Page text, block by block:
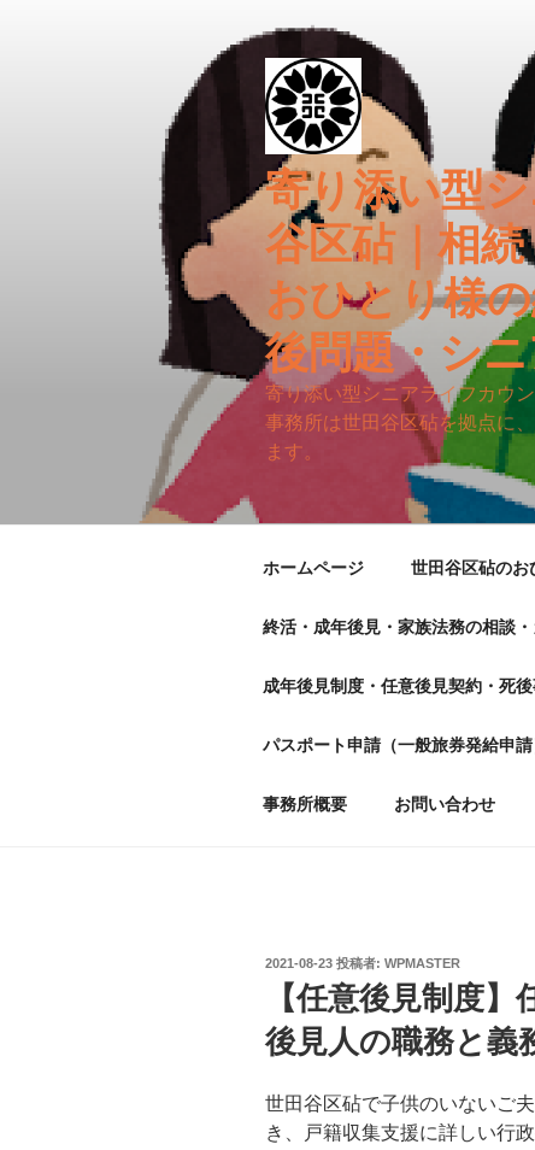
寄り添い型
谷区砧｜相続
おひとり様
後問題・シ
寄り添い型シニアライフカウ
事務所は世田谷区砧を拠点に
ます。
ホームページ 世田谷区砧の
終活・成年後見・家族法務の相談
成年後見制度・任意後見契約・死
パスポート申請（一般旅券発給申請
事務所概要 お問い合わせ
投
2021-08-23 投稿者: WPMASTER
【任意後見制度
後見人の職務と義
世田谷区砧で子供のいないご
き、戸籍収集支援に詳しい行